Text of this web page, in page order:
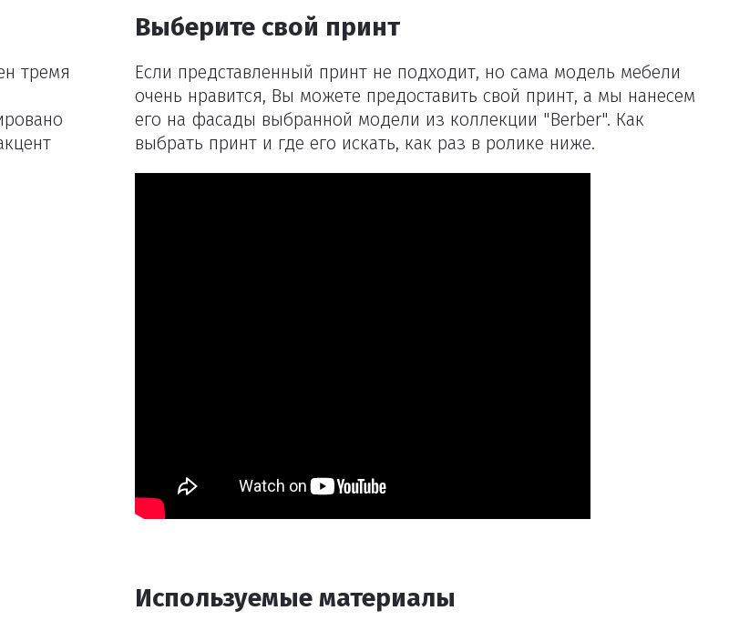
тремя
Выберите свой принт
Если представленный принт не подходит, но сама модель мебели
очень нравится, Вы можете предоставить свой принт, а мы нанесем
его на фасады выбранной модели из коллекции "Berber". Как
выбрать принт и где его искать, как раз в ролике ниже.
Используемые материалы
Удалить